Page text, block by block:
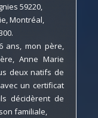
59220,
Montréal,
ans, mon père,
Anne Marie
deux natifs de
un certificat
décidèrent de
familiale,